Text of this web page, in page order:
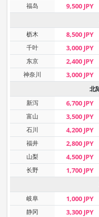
福岛
9,500 JPY
枥木
8,500 JPY
千叶
3,000 JPY
东京 2,400 JPY
神奈川 3,000 JPY
北
新泻
6,700 JPY
富山
3,500 JPY
石川
4,200 JPY
福井
2,800 JPY
山梨
4,500 JPY
长野
1,700 JPY
岐阜
1,000 JPY
静冈
3,300 JPY